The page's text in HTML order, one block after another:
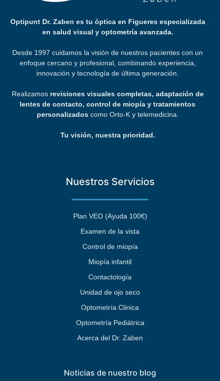
Optipunt Dr. Zaben es tu óptica en Figueres especializada
en salud visual y optometría avanzada.
Desde 1997 cuidamos la visión de nuestros pacientes con un
enfoque cercano y profesional, combinando experiencia,
innovación y tecnología de última generación.
Realizamos revisiones visuales completas, adaptación de
lentes de contacto, control de miopía y tratamientos
personalizadoscomo Orto-K y telemedicina.
Tu visión, nuestra prioridad.
Nuestros Servicios
Plan VEO (Ayuda 100€)
Examen de la vista
Control de miopía
Miopía infantil
Contactología
Unidad de ojo seco
Optometría Clinica
Optometría Pediátrica
Acerca del Dr. Zaben
Noticias de nuestro blog